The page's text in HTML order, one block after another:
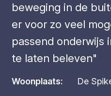
beweging in de
er voor zo veel
passend onderwijs
te laten beleven"
Woonplaats: De